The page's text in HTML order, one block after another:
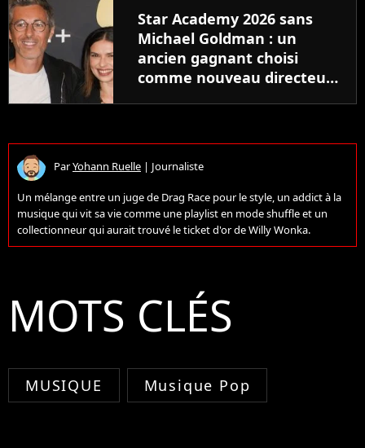
Star Academy 2026 sans
Michael Goldman : un
ancien gagnant choisi
comme nouveau directeur
ParYohann Ruelle | Journaliste
Un mélange entre un juge de Drag Race pour le style, un addict à la
musique qui vit sa vie comme une playlist en mode shuffle et un
collectionneur qui aurait trouvé le ticket d'or de Willy Wonka.
MOTS CLÉS
MUSIQUE Musique Pop